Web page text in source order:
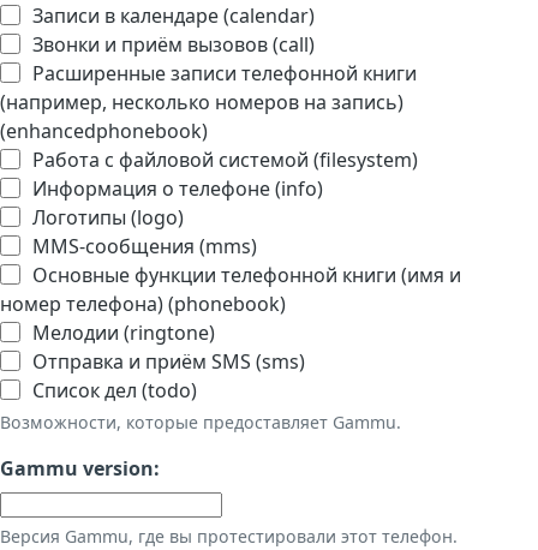
Записи в календаре (calendar)
Звонки и приём вызовов (call)
Расширенные записи телефонной книги
(например, несколько номеров на запись)
(enhancedphonebook)
Работа с файловой системой (filesystem)
Информация о телефоне (info)
Логотипы (logo)
MMS-сообщения (mms)
Основные функции телефонной книги (имя и
номер телефона) (phonebook)
Мелодии (ringtone)
Отправка и приём SMS (sms)
Список дел (todo)
Возможности, которые предоставляет Gammu.
Gammu version:
Версия Gammu, где вы протестировали этот телефон.